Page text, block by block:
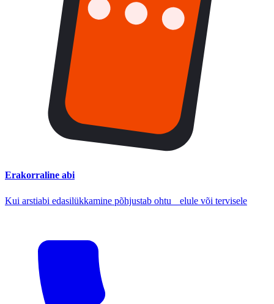
Erakorraline abi
Kui arstiabi edasilükkamine põhjustab ohtu elule või tervisele